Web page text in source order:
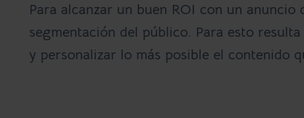
Para alcanzar un buen ROI con un
segmentación del público. Para esto
y personalizar lo más posible el contenido